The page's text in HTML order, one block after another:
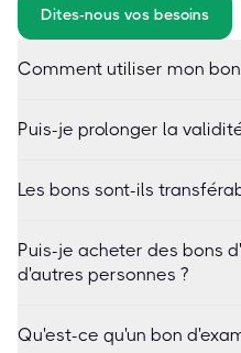
Dites-nous vos besoins
Comment utiliser mon
Puis-je prolonger la
Les bons sont-ils
Puis-je acheter des bons
d'autres personnes ?
Qu'est-ce qu'un bon